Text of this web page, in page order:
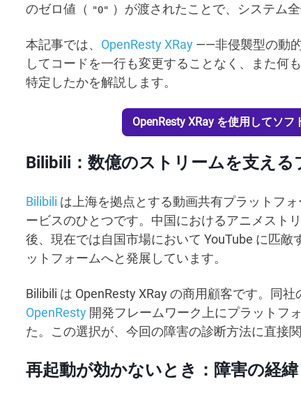
のゼロ値（
"0" ）が渡されたことで、システム
本記事では、 OpenResty XRay ——非侵襲型の動
してコードを一行も変更することなく、また何
特定したかを解説します。
OpenResty XRay を使用してソ
Bilibili：数億のストリームを支える
Bilibili は上海を拠点とする動画共有プラットフ
ービスのひとつです。中国におけるアニメスト
後、現在では自国市場において YouTube に匹
ットフォームへと発展しています。
Bilibili は OpenResty XRay の商用顧客です。同
OpenResty 開発フレームワーク上にプラットフ
た。この選択が、今回の障害の診断方法に直接
再起動が効かないとき：障害の経緯